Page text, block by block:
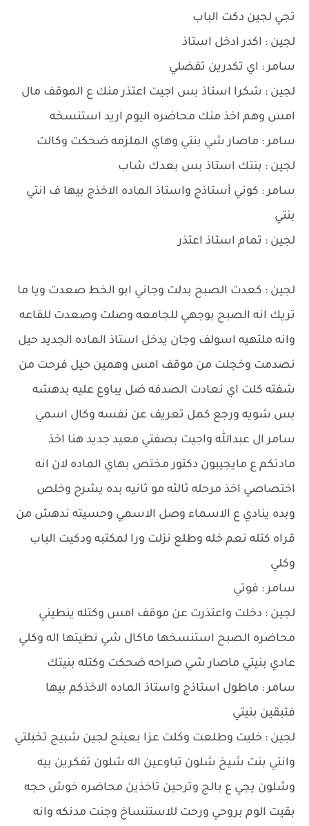
تجي لجين دكت الباب
لجين : اكدر ادخل استاذ
سامر : اي تكدرين تفضلي
لجين : شكرا استاذ بس اجيت اعتذر منك ع الموقف مال
امس وهم اخذ منك محاضره اليوم اريد استنسخه
سامر : ماصار شي بنتي وهاي الملزمه ضحكت وكالت
لجين : بنتك استاذ بس بعدك شاب
سامر : كوني أستاذج واستاذ الماده الاخذج بيها ف انتي
بنتي
لجين : تمام استاذ اعتذر
لجين : كعدت الصبح بدلت وجاني ابو الخط صعدت ويا ما
تريك انه الصبح بوجهي للجامعه وصلت وصعدت للقاعه
وانه ملتهيه اسولف وجان يدخل استاذ الماده الجديد حيل
نصدمت وخجلت من موقف امس وهمين حيل فرحت من
شفته كلت اي نعادت الصدفه ضل يباوع عليه بدهشه
بس شويه ورجع كمل تعريف عن نفسه وكال اسمي
سامر ال عبدالله واجيت بصفتي معيد جديد هنا اخذ
مادتكم ع مايجيبون دكتور مختص بهاي الماده لان انه
اختصاصي اخذ مرحله ثالثه مو ثانيه بده يشرح وخلص
وبده ينادي ع الاسماء وصل الاسمي وحسيته ندهش من
قراه كتله نعم خله وطلع نزلت ورا لمكتبه ودكيت الباب
وكلي
سامر : فوتي
لجين : دخلت واعتذرت عن موقف امس وكتله ينطيني
محاضره الصبح استنسخها ماكال شي نطيتها اله وكلي
عادي بنيتي ماصار شي صراحه ضحكت وكتله بنيتك
سامر : ماطول استاذج واستاذ الماده الاخذكم بيها
فتبقين بنيتي
لجين : خليت وطلعت وكلت عزا بعينج لجين شبيج تخبلتي
وانتي بنت شيخ شلون تباوعين اله شلون تفكرين بيه
وشلون يجي ع بالج وترحين تاخذين محاضره خوش حجه
بقيت الوم بروحي ورحت للاستنساخ وجنت مدنكه وانه